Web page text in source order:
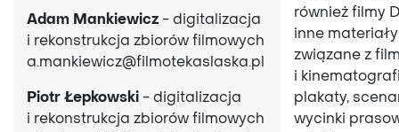
Adam Mankiewicz - digitalizacja
i rekonstrukcja zbiorów filmowych
a.mankiewicz@filmotekaslaska.pl
Piotr Łepkowski - digitalizacja
i rekonstrukcja zbiorów filmowych
również filmy
inne materiały
związane z
i
plakaty,
wycinki